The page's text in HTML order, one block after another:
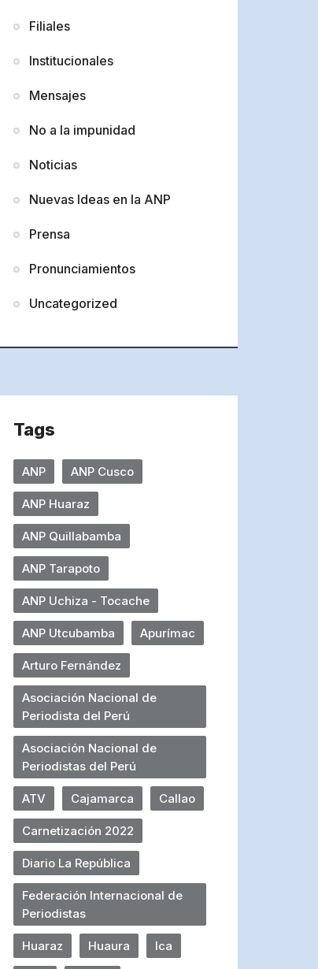
Filiales
Institucionales
Mensajes
No a la impunidad
Noticias
Nuevas Ideas en la ANP
Prensa
Pronunciamientos
Uncategorized
Tags
ANP ANP Cusco
ANP Huaraz
ANP Quillabamba
ANP Tarapoto
ANP Uchiza - Tocache
ANP Utcubamba Apurímac
Arturo Fernández
Asociación Nacional de
Periodista del Perú
Asociación Nacional de
Periodistas del Perú
ATV Cajamarca Callao
Carnetización 2022
Diario La República
Federación Internacional de
Periodistas
Huaraz Huaura Ica